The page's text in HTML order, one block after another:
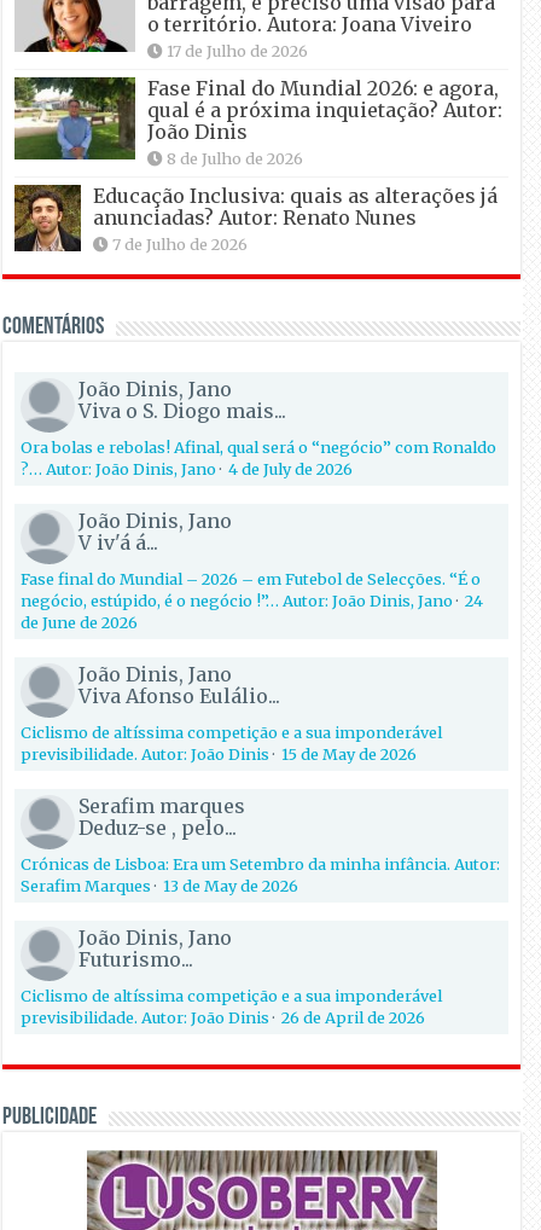
o território. Autora: Joana Viveiro
17 de Julho de 2026
Fase Final do Mundial 2026: e agora,
qual é a próxima inquietação? Autor:
João Dinis
8 de Julho de 2026
Educação Inclusiva: quais as alterações já
anunciadas? Autor: Renato Nunes
7 de Julho de 2026
Comentários
João Dinis, Jano
Viva o S. Diogo mais...
Ora bolas e rebolas! Afinal, qual será o “negócio” com Ronaldo
?… Autor: João Dinis, Jano·4 de July de 2026
João Dinis, Jano
V iv'á á...
Fase final do Mundial – 2026 – em Futebol de Selecções. “É o
negócio, estúpido, é o negócio !”… Autor: João Dinis, Jano·24
de June de 2026
João Dinis, Jano
Viva Afonso Eulálio...
Ciclismo de altíssima competição e a sua imponderável
previsibilidade. Autor: João Dinis·15 de May de 2026
Serafim marques
Deduz-se , pelo...
Crónicas de Lisboa: Era um Setembro da minha infância. Autor:
Serafim Marques·13 de May de 2026
João Dinis, Jano
Futurismo...
Ciclismo de altíssima competição e a sua imponderável
previsibilidade. Autor: João Dinis·26 de April de 2026
PUBLICIDADE